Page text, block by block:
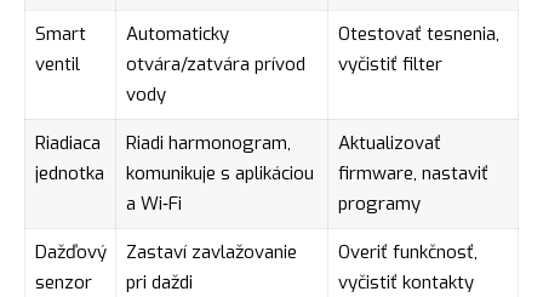
Smart
ventil
Automaticky
otvára/zatvára prívod
vody
Otestovať tesnenia,
vyčistiť filter
Riadiaca
jednotka
Riadi harmonogram,
komunikuje s aplikáciou
a Wi‑Fi
Aktualizovať
firmware, nastaviť
programy
Dažďový
senzor
Zastaví zavlažovanie
pri daždi
Overiť funkčnosť,
vyčistiť kontakty